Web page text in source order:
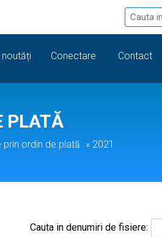
Conectare Contact
PLATĂ
ordin de plată »2021
Cauta in denumiri de fisiere: